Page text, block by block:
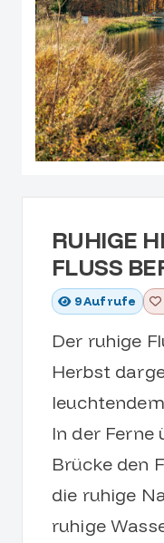
RUHIGE
FLUSS
9Aufrufe
Der ruhige
Herbst
In der Ferne
Brücke den
die ruhige
ruhige